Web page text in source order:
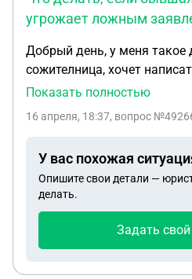
угрожает ложным
Добрый день, у меня такое дело. Моя
сожителница, хочет
(побоях)давнешней
напивалась и падала,
А теперь на фоне ревности
заявление на меня, и
травмы. Что мне делать?
Показать полностью
16 апреля, 18:37, вопрос
У вас похожая
Опишите свои детали —
делать.
Задать